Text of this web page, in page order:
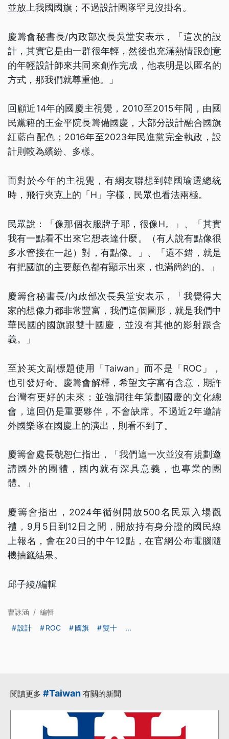
並放上我國國旗；不過設計團隊罕見沒掛名。
慶籌會秘書長/內政部次長吳堂安表示，「這次的設
計，其實它是由一群很年輕，然後也充滿熱情跟創意
的年輕設計師來共同來創作完成，他表明是以匿名的
方式，那我們就尊重他。」
回顧近14年的國慶主視覺，2010至2015年間，由國
民黨籍的王金平院長籌備國慶，大部分設計融合國旗
紅藍白配色；2016年至2023年民進黨完全執政，設
計則較為繽紛、多樣。
而對於今年的主視覺，有網友聯想到韓國瑜選總統
時，飛行夾克上的「H」字樣，民眾也看法兩極。
民眾說：「像那個衣服牌子耶，很像H。」、「其實
我有一點看不出來它想表達什麼。（有人說有點像很
多水管接在一起）對，有點像。」、「還不錯，就是
有把國旗的主要顏色都有顯示出來，也滿簡約的。」
慶籌會秘書長/內政部次長吳堂安表示，「我覺得大
家的想像力都非常豐富，我們這個圖形，就是我們中
華民國的國旗跟雙十國慶，並沒有其他的影射跟含
義。」
至於英文副標題使用「Taiwan」而不是「ROC」，
也引發好奇。慶籌會解釋，希望文字富有含意，期許
台灣有更好的未來；並強調往年策劃國慶的文化總
會，這回仍是重要夥伴，不會缺席。不過近2年邀請
外國樂隊在國慶上的演出，則看不到了。
慶籌會處長虢恕仁指出，「我們這一次並沒有規劃邀
請國外的團體，國內就有深具意義，也專業的團
體。」
慶籌會指出，2024年循例開放500名民眾入場觀
禮，9月5日到12日之間，開放持有身分證的國民線
上報名，會在20日的中午12點，在官網公布電腦隨
機抽籤結果。
邱子綾/編輯
曹詠涵 / 編輯
設計
ROC 國旗 雙十 ...
閱讀更多 #Taiwan 有關的新聞